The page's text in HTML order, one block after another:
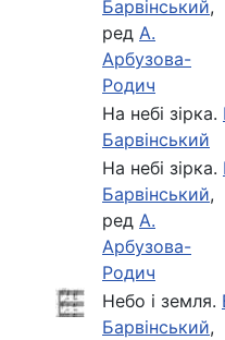
Барвінський,
ред А.
Арбузова-
Родич
На небi зiрка.
Барвінський
На небi зiрка.
Барвінський,
ред А.
Арбузова-
Родич
Небо і земля.
Барвінський,